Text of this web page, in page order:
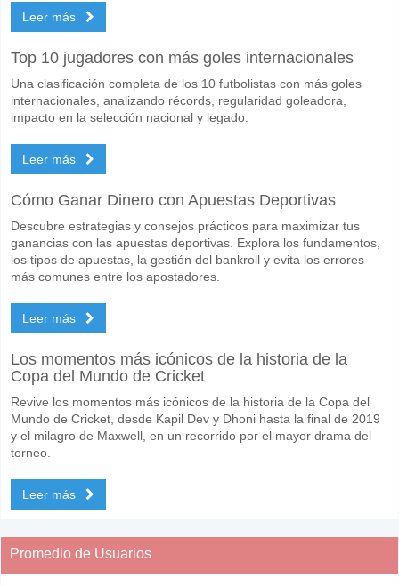
Leer más
Top 10 jugadores con más goles internacionales
Una clasificación completa de los 10 futbolistas con más goles
internacionales, analizando récords, regularidad goleadora,
impacto en la selección nacional y legado.
Leer más
Cómo Ganar Dinero con Apuestas Deportivas
Descubre estrategias y consejos prácticos para maximizar tus
ganancias con las apuestas deportivas. Explora los fundamentos,
los tipos de apuestas, la gestión del bankroll y evita los errores
más comunes entre los apostadores.
Leer más
Los momentos más icónicos de la historia de la
Copa del Mundo de Cricket
Revive los momentos más icónicos de la historia de la Copa del
Mundo de Cricket, desde Kapil Dev y Dhoni hasta la final de 2019
y el milagro de Maxwell, en un recorrido por el mayor drama del
torneo.
Leer más
Promedio de Usuarios